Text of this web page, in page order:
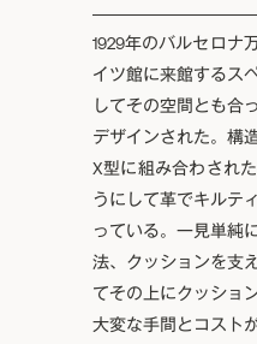
1929年のバルセロナ
イツ館に来館するス
してその空間とも合
デザインされた。構
X型に組み合わされ
うにして革でキルテ
っている。一見単純
法、クッションを支
てその上にクッショ
大変な手間とコスト